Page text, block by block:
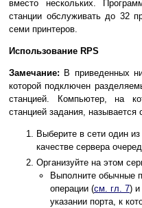
вместо нескольких.
станции обслуживать до 32
семи принтеров.
Использование RPS
Замечание: В приведенных
которой подключен
станцией. Компьютер, на
станцией задания, называется
Выберите в сети один
качестве сервера
Организуйте на этом
Выполните обычные
операции (см. гл. 7) и
указании порта, к